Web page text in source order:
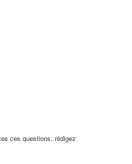
ces questions, rédigez